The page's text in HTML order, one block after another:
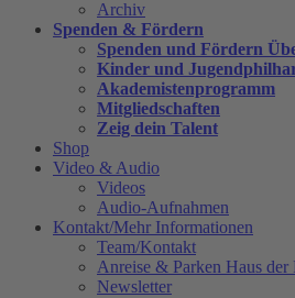
Archiv
Spenden & Fördern
Spenden und Fördern
Kinder und
Akademistenprogramm
Mitgliedschaften
Zeig dein Talent
Shop
Video & Audio
Videos
Audio-Aufnahmen
Kontakt/Mehr Informationen
Team/Kontakt
Anreise & Parken Haus der
Newsletter